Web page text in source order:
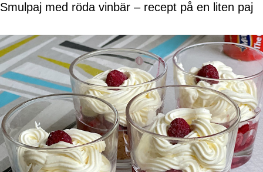
Smulpaj med röda vinbär – recept på en liten paj